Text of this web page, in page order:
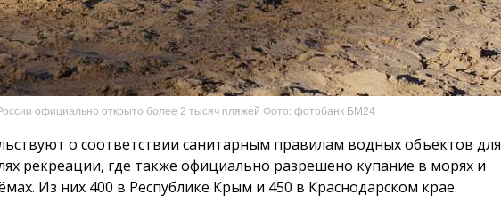
официально открыто более 2 тысяч пляжей Фото: фотобанк БМ24
о соответствии санитарным правилам водных объектов для
рекреации, где также официально разрешено купание в морях и
Из них 400 в Республике Крым и 450 в Краснодарском крае.